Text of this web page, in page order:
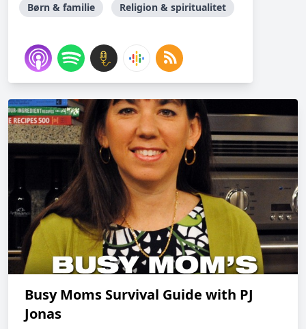
Børn & familie Religion & spiritualitet
Busy Moms Survival Guide with PJ
Jonas